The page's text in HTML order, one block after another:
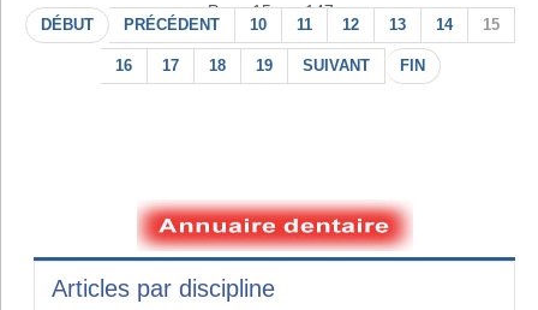
Page 15 sur 147
DÉBUT PRÉCÉDENT 10 11 12 13 14 15
16 17 18 19 SUIVANT FIN
Articles par discipline